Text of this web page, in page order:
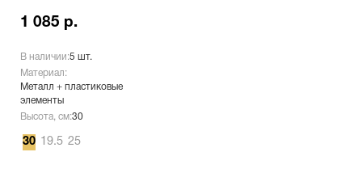
1 085 р.
В наличии:5 шт.
Материал:
Металл + пластиковые
элементы
Высота, см:30
30 19.5 25